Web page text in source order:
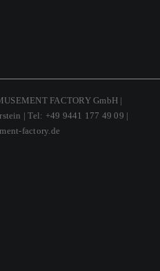
FACTORY GmbH |
| Tel: +49 9441 177 49 09 |
factory.de